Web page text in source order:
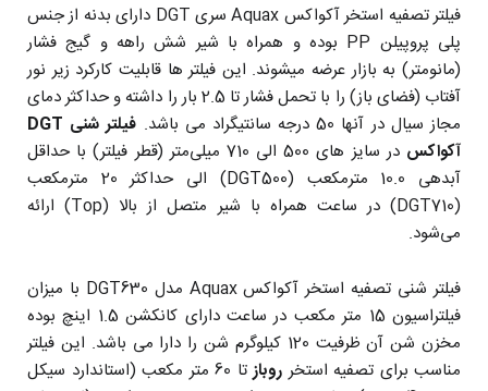
فیلتر تصفیه استخر آکواکس Aquax سری DGT دارای بدنه از جنس
پلی پروپیلن PP بوده و همراه با شیر شش راهه و گیج فشار
(مانومتر) به بازار عرضه میشوند. این فیلتر ها قابلیت کارکرد زیر نور
آفتاب (فضای باز) را با تحمل فشار تا 2.5 بار را داشته و حداکثر دمای
مجاز سیال در آنها 50 درجه سانتیگراد می باشد.
فیلتر شنی DGT
آکواکس
در سایز های 500 الی 710 میلی‌متر (قطر فیلتر) با حداقل
آبدهی 10.0 مترمکعب (DGT500) الی حداکثر 20 مترمکعب
(DGT710) در ساعت همراه با شیر متصل از بالا (Top) ارائه
می‌شود.
فیلتر شنی تصفیه استخر آکواکس Aquax مدل DGT630 با میزان
فیلتراسیون 15 متر مکعب در ساعت دارای کانکشن 1.5 اینچ بوده
مخزن شن آن ظرفیت 120 کیلوگرم شن را دارا می باشد. این فیلتر
مناسب برای تصفیه استخر روباز
تا 60 متر مکعب (استاندارد سیکل